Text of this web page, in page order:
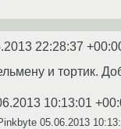
22:28:37
и тортик.
10:13:01
05.06.2013